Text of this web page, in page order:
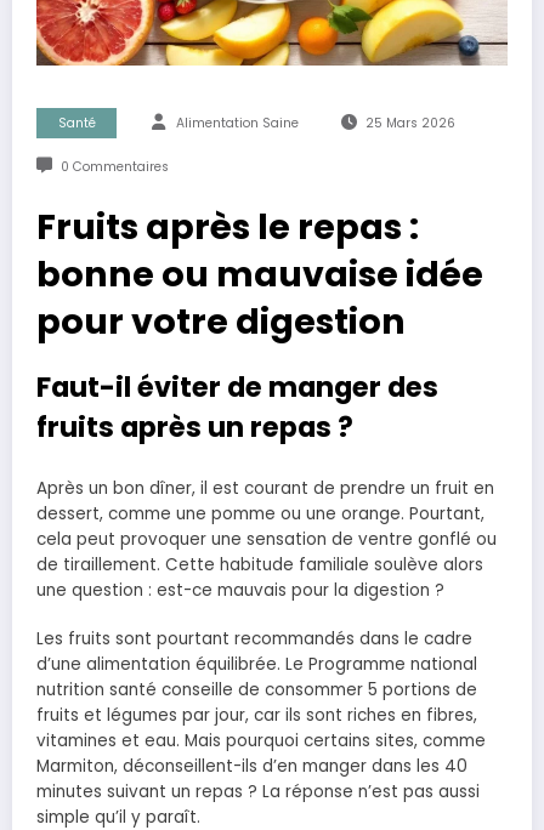
Santé Alimentation Saine 25 Mars 2026
0 Commentaires
Fruits après le repas :
bonne ou mauvaise idée
pour votre digestion
Faut-il éviter de manger des
fruits après un repas ?
Après un bon dîner, il est courant de prendre un fruit en
dessert, comme une pomme ou une orange. Pourtant,
cela peut provoquer une sensation de ventre gonflé ou
de tiraillement. Cette habitude familiale soulève alors
une question : est-ce mauvais pour la digestion ?
Les fruits sont pourtant recommandés dans le cadre
d’une alimentation équilibrée. Le Programme national
nutrition santé conseille de consommer 5 portions de
fruits et légumes par jour, car ils sont riches en fibres,
vitamines et eau. Mais pourquoi certains sites, comme
Marmiton, déconseillent-ils d’en manger dans les 40
minutes suivant un repas ? La réponse n’est pas aussi
simple qu’il y paraît.